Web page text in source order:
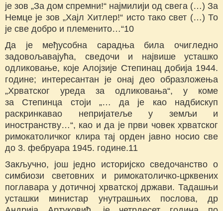
је зов „За дом спремни!“ најмилији од свега (…) За
Немце је зов „Хајл Хитлер!“ исто тако свет (…) То
је све добро и племенито…“10
Да је међусобна сарадња била очигледно
задовољавајућа, сведочи и највише усташко
одликовање, које Алојзије Степинац добија 1944.
године; интересантан је онај део образложења
„Хрватског уреда за одликовања“, у коме
за Степинца стоји „… да је као надбискуп
раскринкавао непријатеље у земљи и
иностранству…“, као и да је први човек хрватског
римокатоличког клира тај орден јавно носио све
до 3. фебруара 1945. године.11
Закључно, још једно историјско сведочанство о
симбиози световних и римокатоличко-црквених
поглавара у дотичној хрватској држави. Тадашњи
усташки министар унутрашњих послова, др